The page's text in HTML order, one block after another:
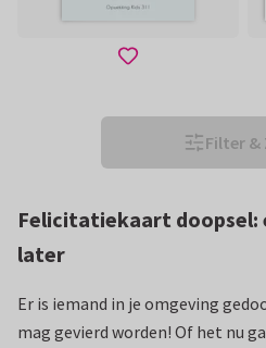
Filter &
Felicitatiekaart doopsel:
later
Er is iemand in je omgeving
mag gevierd worden! Of het nu